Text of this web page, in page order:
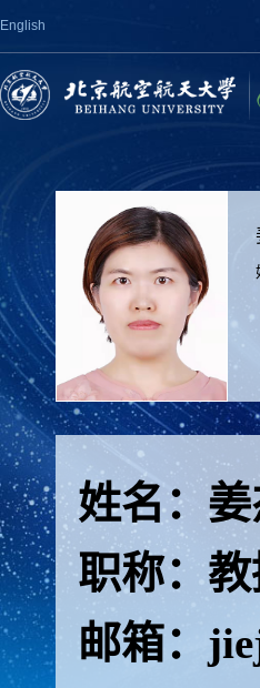
English
姓名：
职称：
邮箱：